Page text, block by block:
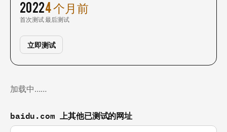
2022
首次测试
4 个月前
最后测试
立即测试
加载中……
baidu.com 上其他已测试的网址